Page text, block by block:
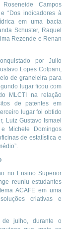
Campos
“Dos indicadores à
em uma bacia
Schuster, Raquel
Rezende e Renan
por Julio
Lopes Colpani,
de graneleira para
lugar ficou com
MLCTI na relação
de patentes em
lugar foi obtido
Luiz Gustavo Ismael
Michele Domingos
de estatística e
no Ensino Superior
reuniu estudantes
ACAFE em uma
criativas e
julho, durante o